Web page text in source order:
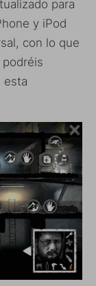
para
y iPod
con lo que
esta